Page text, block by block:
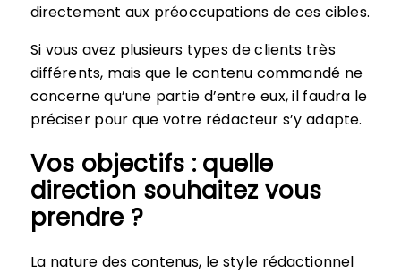
directement aux préoccupations de ces cibles.
Si vous avez plusieurs types de clients très
différents, mais que le contenu commandé ne
concerne qu’une partie d’entre eux, il faudra le
préciser pour que votre rédacteur s’y adapte.
Vos objectifs : quelle
direction souhaitez vous
prendre ?
La nature des contenus, le style rédactionnel